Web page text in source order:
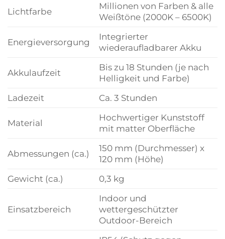
Lichtfarbe
Millionen von Farben & alle
Weißtöne (2000K – 6500K)
Energieversorgung
Integrierter
wiederaufladbarer Akku
Akkulaufzeit
Bis zu 18 Stunden (je nach
Helligkeit und Farbe)
Ladezeit
Ca. 3 Stunden
Material
Hochwertiger Kunststoff
mit matter Oberfläche
Abmessungen (ca.)
150 mm (Durchmesser) x
120 mm (Höhe)
Gewicht (ca.)
0,3 kg
Einsatzbereich
Indoor und
wettergeschützter
Outdoor-Bereich